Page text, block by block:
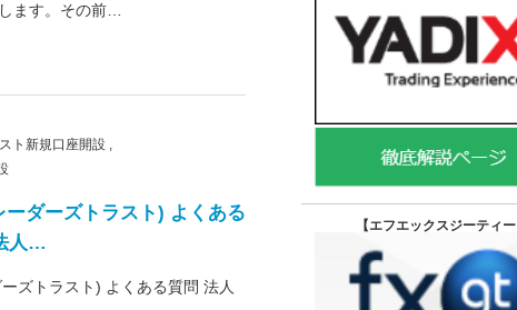
ます。その前…
ト新規口座開設
ダーズトラスト) よくある
人…
ズトラスト) よくある質問 法人
【エフエックスジーティー